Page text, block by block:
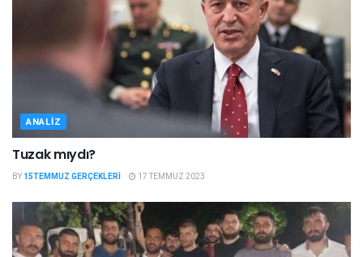
ANALIZ
Tuzak mıydı?
BY 15TEMMUZ GERÇEKLERI 17 TEMMUZ 2023